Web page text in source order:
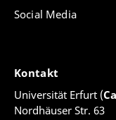
Social Media
Kontakt
Universität Erfurt (
Nordhäuser Str. 63